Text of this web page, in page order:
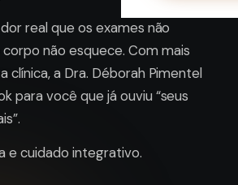
real que os exames não
não esquece. Com mais
clínica, a Dra. Déborah Pimentel
para você que já ouviu “seus
e cuidado integrativo.